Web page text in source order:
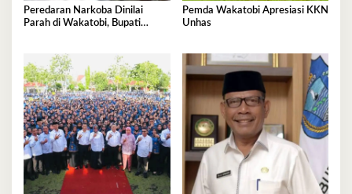
Peredaran Narkoba Dinilai
Parah di Wakatobi, Bupati
Pemda Wakatobi Apresiasi KKN
Unhas